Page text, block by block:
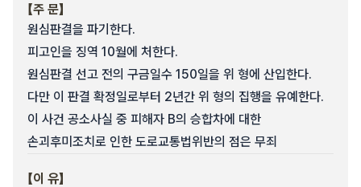
【주 문】
원심판결을 파기한다.
피고인을 징역 10월에 처한다.
원심판결 선고 전의 구금일수 150일을 위 형에 산입한다.
다만 이 판결 확정일로부터 2년간 위 형의 집행을 유예한다.
이 사건 공소사실 중 피해자 B의 승합차에 대한
손괴후미조치로 인한 도로교통법위반의 점은 무죄
【이 유】